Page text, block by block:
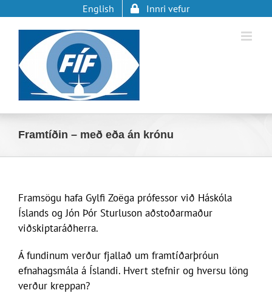
English Innri vefur
Framtíðin – með eða án krónu
Framsögu hafa Gylfi Zoëga prófessor við Háskóla
Íslands og Jón Þór Sturluson aðstoðarmaður
viðskiptaráðherra.
Á fundinum verður fjallað um framtíðarþróun
efnahagsmála á Íslandi. Hvert stefnir og hversu löng
verður kreppan?